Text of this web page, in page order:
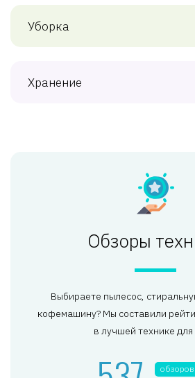
Уборка
Хранение
Обзоры
Выбираете пылесос,
кофемашину? Мы составили
в лучшей технике
обзоров